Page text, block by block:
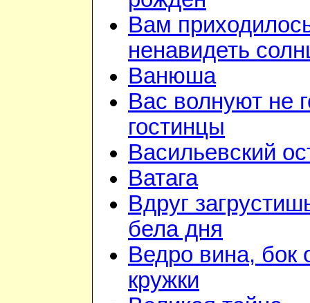
Вам
ненавидеть
Ванюша
Вас волнуют не
гостинцы
Васильевский
Ватага
Вдруг
бела дня
Ведро вина, бок
кружки